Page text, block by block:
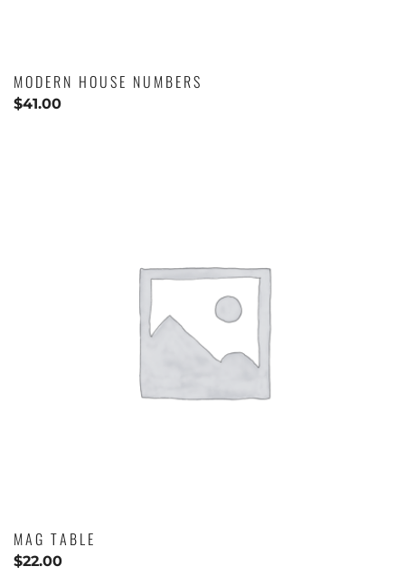
MODERN HOUSE NUMBERS
$41.00
MAG TABLE
$22.00